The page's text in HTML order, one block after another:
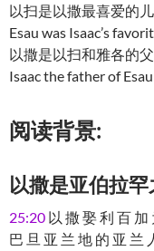
以扫是以撒最喜爱的儿
Esau was Isaac’s
以撒是以扫和雅各的父
Isaac the father of
阅读背景:
以撒是亚伯拉
25:20 以 撒 娶 利 百 加
巴 旦 亚 兰 地 的 亚 兰